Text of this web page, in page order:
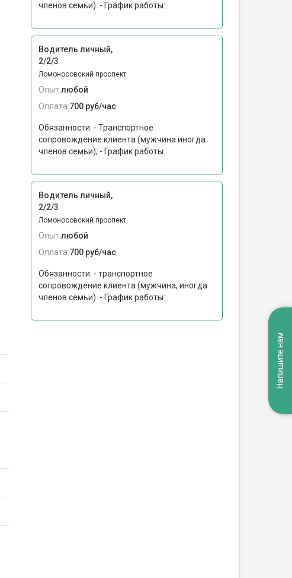
членов семьи). - График работы:...
Водитель личный,
2/2/3
Ломоносовский проспект
Опыт:любой
Оплата:700 руб/час
Обязанности: - Транспортное
сопровождение клиента (мужчина иногда
членов семьи); - График работы...
Водитель личный,
2/2/3
Ломоносовский проспект
Опыт:любой
Оплата:700 руб/час
Обязанности: - транспортное
сопровождение клиента (мужчина, иногда
членов семьи). - График работы:...
Напишите нам